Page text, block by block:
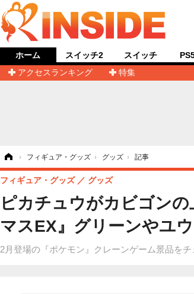
ホーム
アクセスランキング
特集
スイッチ2 スイッチ
› フィギュア・グッズ › グッズ › 記事
ピカチュウがカビゴン
マスEX』グリーンやユ
2月登場の『ポケモン』クレーンゲーム景品をチ
フィギュア・グッズ グッズ